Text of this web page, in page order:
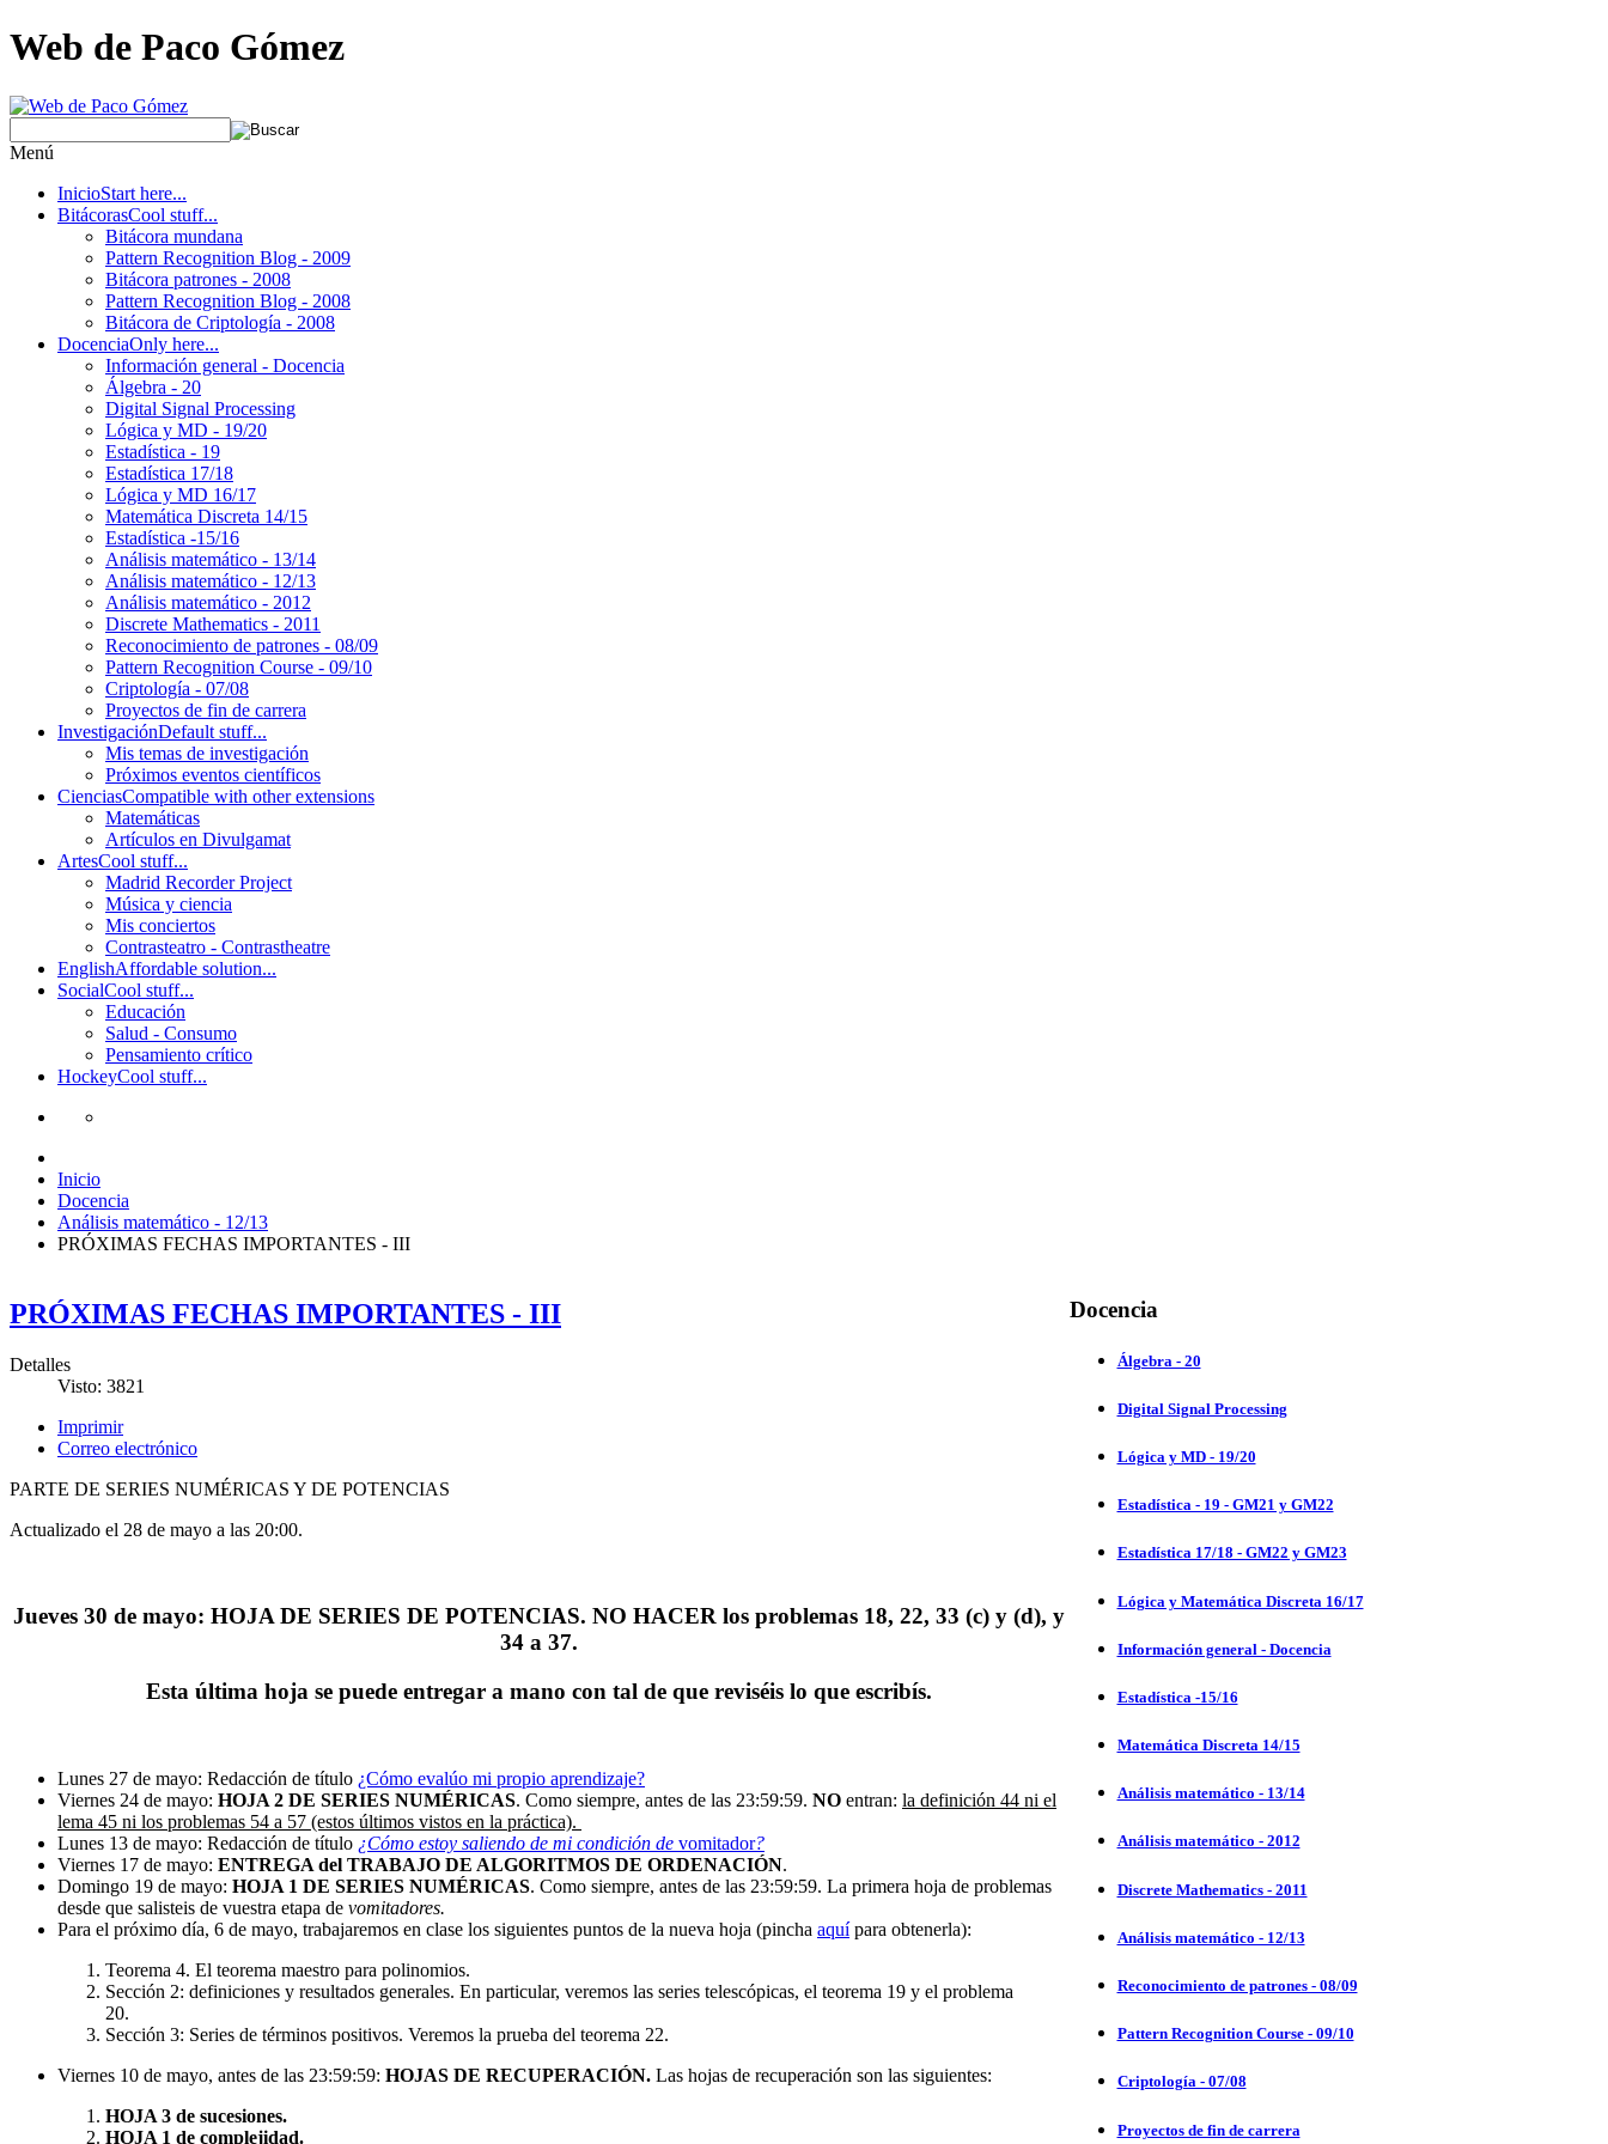
Web de Paco Gómez
Menú
InicioStart here...
BitácorasCool stuff...
Bitácora mundana
Pattern Recognition Blog - 2009
Bitácora patrones - 2008
Pattern Recognition Blog - 2008
Bitácora de Criptología - 2008
DocenciaOnly here...
Información general - Docencia
Álgebra - 20
Digital Signal Processing
Lógica y MD - 19/20
Estadística - 19
Estadística 17/18
Lógica y MD 16/17
Matemática Discreta 14/15
Estadística -15/16
Análisis matemático - 13/14
Análisis matemático - 12/13
Análisis matemático - 2012
Discrete Mathematics - 2011
Reconocimiento de patrones - 08/09
Pattern Recognition Course - 09/10
Criptología - 07/08
Proyectos de fin de carrera
InvestigaciónDefault stuff...
Mis temas de investigación
Próximos eventos científicos
CienciasCompatible with other extensions
Matemáticas
Artículos en Divulgamat
ArtesCool stuff...
Madrid Recorder Project
Música y ciencia
Mis conciertos
Contrasteatro - Contrastheatre
EnglishAffordable solution...
SocialCool stuff...
Educación
Salud - Consumo
Pensamiento crítico
HockeyCool stuff...
Inicio
Docencia
Análisis matemático - 12/13
PRÓXIMAS FECHAS IMPORTANTES - III
PRÓXIMAS FECHAS IMPORTANTES - III
Detalles
Visto: 3821
Imprimir
Correo electrónico
PARTE DE SERIES NUMÉRICAS Y DE POTENCIAS
Actualizado el 28 de mayo a las 20:00.
Jueves 30 de mayo:HOJA DE SERIES DE POTENCIAS. NO HACER los problemas 18, 22, 33 (c) y (d), y
34 a 37.
Esta última hoja se puede entregar a mano con tal de que reviséis lo que escribís.
Lunes 27 de mayo: Redacción de título ¿Cómo evalúo mi propio aprendizaje?
Viernes 24 de mayo: HOJA 2 DE SERIES NUMÉRICAS. Como siempre, antes de las 23:59:59. NO entran: la definición 44 ni el
lema 45 ni los problemas 54 a 57 (estos últimos vistos en la práctica).
Lunes 13 de mayo: Redacción de título ¿Cómo estoy saliendo de mi condición de vomitador?
Viernes 17 de mayo: ENTREGA del TRABAJO DE ALGORITMOS DE ORDENACIÓN.
Domingo 19 de mayo: HOJA 1 DE SERIES NUMÉRICAS. Como siempre, antes de las 23:59:59. La primera hoja de problemas
desde que salisteis de vuestra etapa de vomitadores.
Para el próximo día, 6 de mayo, trabajaremos en clase los siguientes puntos de la nueva hoja (pincha aquípara obtenerla):
Teorema 4. El teorema maestro para polinomios.
Sección 2: definiciones y resultados generales. En particular, veremos las series telescópicas, el teorema 19 y el problema
20.
Sección 3: Series de términos positivos. Veremos la prueba del teorema 22.
Viernes 10 de mayo, antes de las 23:59:59: HOJAS DE RECUPERACIÓN. Las hojas de recuperación son las siguientes:
HOJA 3 de sucesiones.
HOJA 1 de complejidad.
Docencia
Álgebra - 20
Digital Signal Processing
Lógica y MD - 19/20
Estadística - 19 - GM21 y GM22
Estadística 17/18 - GM22 y GM23
Lógica y Matemática Discreta 16/17
Información general - Docencia
Estadística -15/16
Matemática Discreta 14/15
Análisis matemático - 13/14
Análisis matemático - 2012
Discrete Mathematics - 2011
Análisis matemático - 12/13
Reconocimiento de patrones - 08/09
Pattern Recognition Course - 09/10
Criptología - 07/08
Proyectos de fin de carrera